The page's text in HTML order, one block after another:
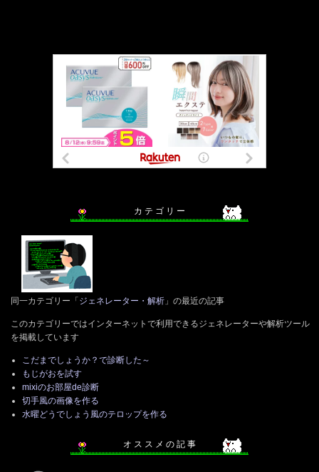
カ テ ゴ リ ー
同一カテゴリー「ジェネレーター・解析 」の最近の記事
このカテゴリーではインターネットで利用できるジェネレーターや解析ツール
を掲載しています
こだまでしょうか？で診断した～
もじがおを試す
mixiのお部屋de診断
切手風の画像を作る
水曜どうでしょう風のテロップを作る
オ ス ス メ の 記 事